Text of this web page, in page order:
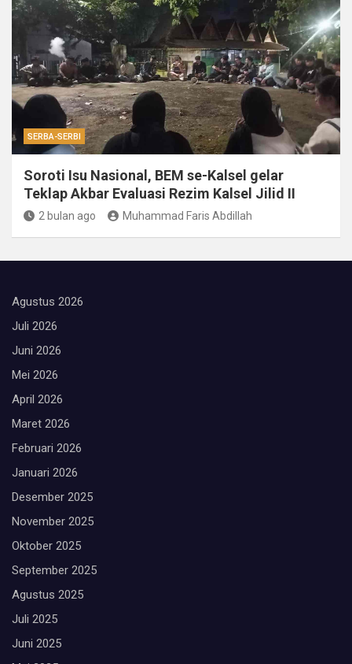
SERBA-SERBI
Soroti Isu Nasional, BEM se-Kalsel gelar
Teklap Akbar Evaluasi Rezim Kalsel Jilid II
2 bulan ago Muhammad Faris Abdillah
Agustus 2026
Juli 2026
Juni 2026
Mei 2026
April 2026
Maret 2026
Februari 2026
Januari 2026
Desember 2025
November 2025
Oktober 2025
September 2025
Agustus 2025
Juli 2025
Juni 2025